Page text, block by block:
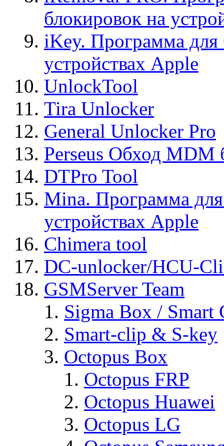
блокировок на
iKey. Программа для
устройствах Apple
UnlockTool
Tira Unlocker
General Unlocker Pro
Perseus Обход MDM
DTPro Tool
Mina. Программа
устройствах Apple
Chimera tool
DC-unlocker/HCU-
GSMServer Team
Sigma Box / Smart
Smart-clip & S-key
Octopus Box
Octopus FRP
Octopus Huawei
Octopus LG